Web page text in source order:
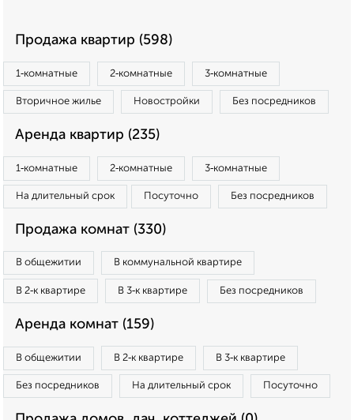
Продажа квартир (598)
1‑комнатные 2‑комнатные 3‑комнатные
Вторичное жилье Новостройки Без посредников
Аренда квартир (235)
1‑комнатные 2‑комнатные 3‑комнатные
На длительный срок Посуточно Без посредников
Продажа комнат (330)
В общежитии В коммунальной квартире
В 2‑к квартире В 3‑к квартире Без посредников
Аренда комнат (159)
В общежитии В 2‑к квартире В 3‑к квартире
Без посредников На длительный срок Посуточно